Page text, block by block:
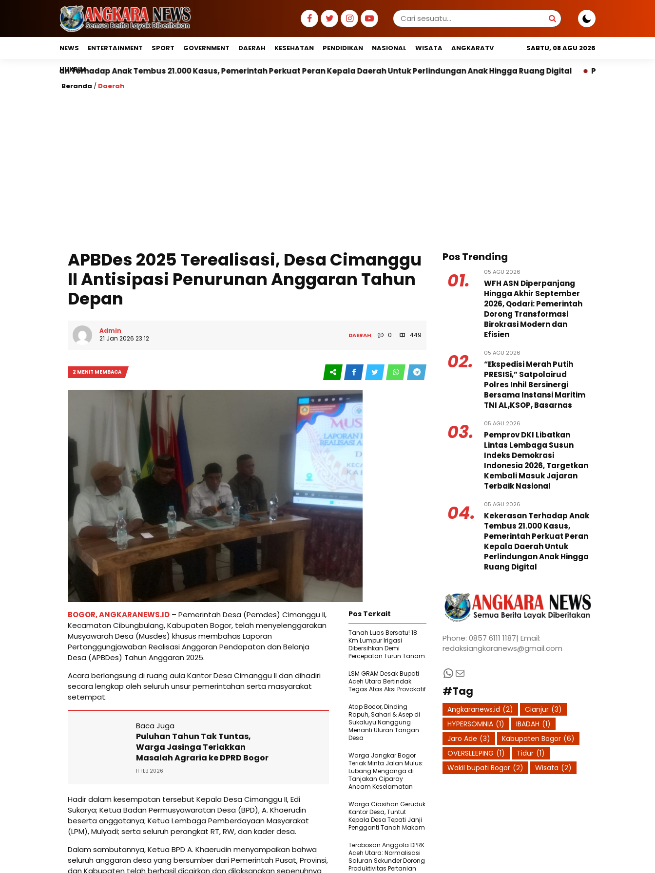
NEWS ENTERTAINMENT SPORT GOVERNMENT DAERAH KESEHATAN PENDIDIKAN NASIONAL WISATA ANGKARATV
HUKRIM
SABTU, 08 AGU 2026
Anak Tembus 21.000 Kasus, Pemerintah Perkuat Peran Kepala Daerah Untuk Perlindungan Anak Hingga Ruang Digital Pemprov DKI Libatkan Lintas
Beranda / Daerah
APBDes 2025 Terealisasi, Desa Cimanggu
II Antisipasi Penurunan Anggaran Tahun
Depan
Admin
21 Jan 2026 23:12
DAERAH 0 449
2 MENIT MEMBACA
BOGOR, ANGKARANEWS.ID – Pemerintah Desa (Pemdes) Cimanggu II,
Kecamatan Cibungbulang, Kabupaten Bogor, telah menyelenggarakan
Musyawarah Desa (Musdes) khusus membahas Laporan
Pertanggungjawaban Realisasi Anggaran Pendapatan dan Belanja
Desa (APBDes) Tahun Anggaran 2025.
Acara berlangsung di ruang aula Kantor Desa Cimanggu II dan dihadiri
secara lengkap oleh seluruh unsur pemerintahan serta masyarakat
setempat.
Baca Juga
Puluhan Tahun Tak Tuntas,
Warga Jasinga Teriakkan
Masalah Agraria ke DPRD Bogor
11 FEB 2026
Hadir dalam kesempatan tersebut Kepala Desa Cimanggu II, Edi
Sukarya; Ketua Badan Permusyawaratan Desa (BPD), A. Khaerudin
beserta anggotanya; Ketua Lembaga Pemberdayaan Masyarakat
(LPM), Mulyadi; serta seluruh perangkat RT, RW, dan kader desa.
Dalam sambutannya, Ketua BPD A. Khaerudin menyampaikan bahwa
seluruh anggaran desa yang bersumber dari Pemerintah Pusat, Provinsi,
dan Kabupaten telah berhasil dicairkan dan dilaksanakan sepenuhnya
Pos Terkait
Tanah Luas Bersatu! 18
Km Lumpur Irigasi
Dibersihkan Demi
Percepatan Turun Tanam
LSM GRAM Desak Bupati
Aceh Utara Bertindak
Tegas Atas Aksi Provokatif
Atap Bocor, Dinding
Rapuh, Sahari & Asep di
Sukaluyu Nanggung
Menanti Uluran Tangan
Desa
Warga Jangkar Bogor
Teriak Minta Jalan Mulus:
Lubang Menganga di
Tanjakan Ciparay
Ancam Keselamatan
Warga Ciasihan Geruduk
Kantor Desa, Tuntut
Kepala Desa Tepati Janji
Pengganti Tanah Makam
Terobosan Anggota DPRK
Aceh Utara: Normalisasi
Saluran Sekunder Dorong
Produktivitas Pertanian
Pos Trending
01. 05 AGU 2026
WFH ASN Diperpanjang
Hingga Akhir September
2026, Qodari: Pemerintah
Dorong Transformasi
Birokrasi Modern dan
Efisien
02. 05 AGU 2026
“Ekspedisi Merah Putih
PRESISi,” Satpolairud
Polres Inhil Bersinergi
Bersama Instansi Maritim
TNI AL,KSOP, Basarnas
03. 05 AGU 2026
Pemprov DKI Libatkan
Lintas Lembaga Susun
Indeks Demokrasi
Indonesia 2026, Targetkan
Kembali Masuk Jajaran
Terbaik Nasional
04. 05 AGU 2026
Kekerasan Terhadap Anak
Tembus 21.000 Kasus,
Pemerintah Perkuat Peran
Kepala Daerah Untuk
Perlindungan Anak Hingga
Ruang Digital
Phone: 0857 6111 1187| Email:
redaksiangkaranews@gmail.com
WhatsApp
Mail
#Tag
Angkaranews.id (2) Cianjur (3)
HYPERSOMNIA (1) IBADAH (1)
Jaro Ade (3) Kabupaten Bogor (6)
OVERSLEEPING (1) Tidur (1)
Wakil bupati Bogor (2) Wisata (2)